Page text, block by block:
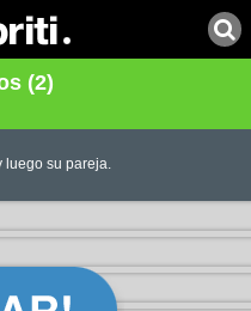
(2)
luego su pareja.